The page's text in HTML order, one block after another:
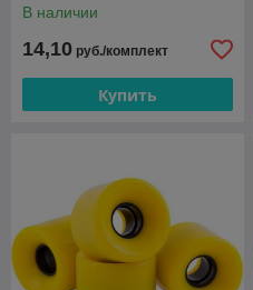
В наличии
14,10 руб./комплект
Купить